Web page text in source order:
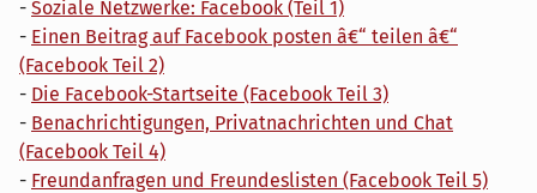
- Soziale Netzwerke: Facebook (Teil 1)
- Einen Beitrag auf Facebook posten â€“ teilen â€“
(Facebook Teil 2)
- Die Facebook-Startseite (Facebook Teil 3)
- Benachrichtigungen, Privatnachrichten und Chat
(Facebook Teil 4)
- Freundanfragen und Freundeslisten (Facebook Teil 5)